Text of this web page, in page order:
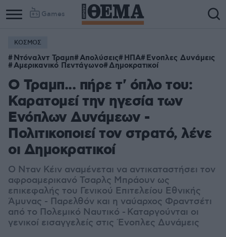
Games
ΚΟΣΜΟΣ
Ντόναλντ Τραμπ Απολύσεις ΗΠΑ Ενοπλες Δυνάμεις
Αμερικανικό Πεντάγωνο Δημοκρατικοί
Ο Τραμπ... πήρε τ' όπλο του:
Καρατομεί την ηγεσία των
Ενόπλων Δυνάμεων -
Πολιτικοποιεί τον στρατό, λένε
οι Δημοκρατικοί
Ο Νταν Κέιν αναμένεται να αντικαταστήσει τον
αφροαμερικανό Τσαρλς Μπράουν ως
επικεφαλής του Γενικού Επιτελείου Εθνικής
Άμυνας - Παρελθόν και η ναύαρχος Φραντσέτι
από το Πολεμικό Ναυτικό - Καταργούνται οι
γενικοί εισαγγελείς στις Ένοπλες Δυνάμεις